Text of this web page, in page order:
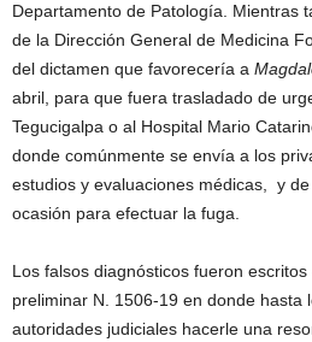
Departamento de Patología. Mientras
de la Dirección General de Medicina
del dictamen que favorecería a
abril, para que fuera trasladado de
Tegucigalpa o al Hospital Mario
donde comúnmente se envía a los
estudios y evaluaciones médicas, y
ocasión para efectuar la fuga.
Los falsos diagnósticos fueron
preliminar N. 1506-19 en donde hasta
autoridades judiciales hacerle una